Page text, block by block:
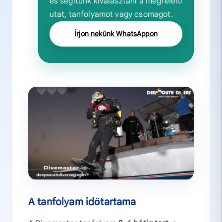
utat, tanfolyamot vagy csomagot.
Írjon nekünk WhatsAppon
A tanfolyam időtartama